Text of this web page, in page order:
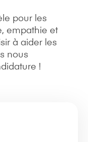
pour les
empathie et
à aider les
nous
!